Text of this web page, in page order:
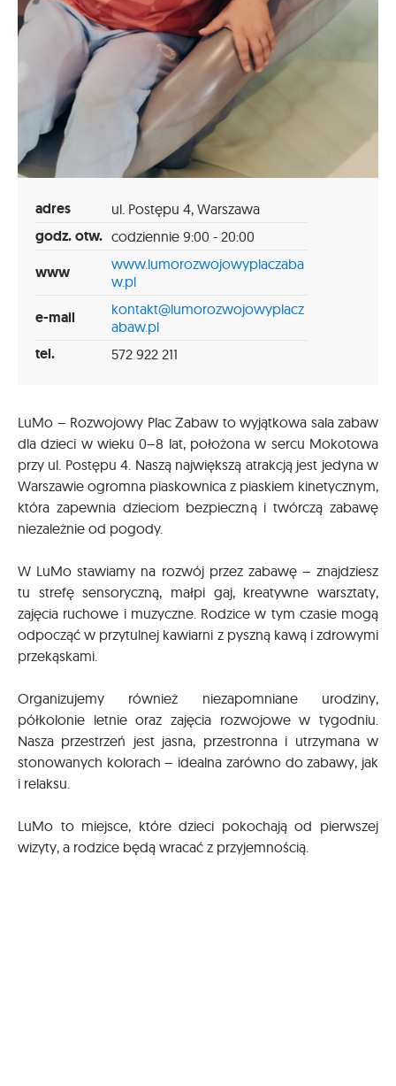
adres ul. Postępu 4, Warszawa
godz. otw. codziennie 9:00 - 20:00
www
www.lumorozwojowyplaczaba
w.pl
e-mail
kontakt@lumorozwojowyplacz
abaw.pl
tel. 572 922 211
LuMo – Rozwojowy Plac Zabaw to wyjątkowa sala zabaw
dla dzieci w wieku 0–8 lat, położona w sercu Mokotowa
przy ul. Postępu 4. Naszą największą atrakcją jest jedyna w
Warszawie ogromna piaskownica z piaskiem kinetycznym,
która zapewnia dzieciom bezpieczną i twórczą zabawę
niezależnie od pogody.
W LuMo stawiamy na rozwój przez zabawę – znajdziesz
tu strefę sensoryczną, małpi gaj, kreatywne warsztaty,
zajęcia ruchowe i muzyczne. Rodzice w tym czasie mogą
odpocząć w przytulnej kawiarni z pyszną kawą i zdrowymi
przekąskami.
Organizujemy również niezapomniane urodziny,
półkolonie letnie oraz zajęcia rozwojowe w tygodniu.
Nasza przestrzeń jest jasna, przestronna i utrzymana w
stonowanych kolorach – idealna zarówno do zabawy, jak
i relaksu.
LuMo to miejsce, które dzieci pokochają od pierwszej
wizyty, a rodzice będą wracać z przyjemnością.